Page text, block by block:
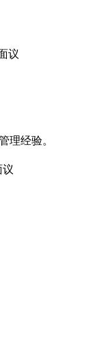
议
理经验。
议